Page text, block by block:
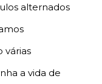
alternados
várias
a vida de